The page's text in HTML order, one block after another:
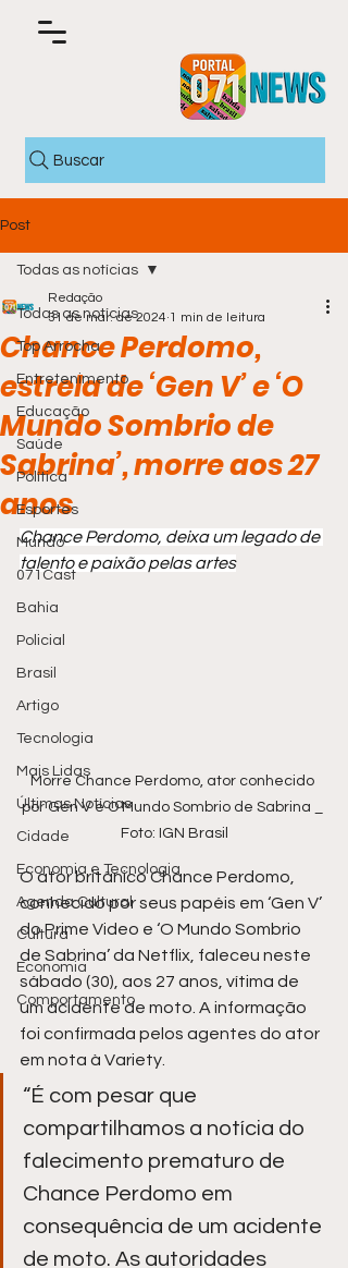
Buscar
Post
Todas as notícias
Top Arrocha
Entretenimento
Educação
Saúde
Política
Esportes
Mundo
071Cast
Bahia
Policial
Brasil
Artigo
Tecnologia
Mais Lidas
Últimas Notícias
Cidade
Economia e Tecnologia
Agenda Cultural
Cultura
Economia
Comportamento
Todas as notícias
Chance Perdomo,
estrela de ‘Gen V’ e ‘O
Mundo Sombrio de
Sabrina’, morre aos 27
anos
Redação
31 de mar. de 2024 1 min de leitura
Chance Perdomo, deixa um legado de
talento e paixão pelas artes
Morre Chance Perdomo, ator conhecido
por Gen V e O Mundo Sombrio de Sabrina _
Foto: IGN Brasil
O ator britânico Chance Perdomo,
conhecido por seus papéis em ‘Gen V’
do Prime Video e ‘O Mundo Sombrio
de Sabrina’ da Netflix, faleceu neste
sábado (30), aos 27 anos, vítima de
um acidente de moto. A informação
foi confirmada pelos agentes do ator
em nota à Variety.
“É com pesar que
compartilhamos a notícia do
falecimento prematuro de
Chance Perdomo em
consequência de um acidente
de moto. As autoridades